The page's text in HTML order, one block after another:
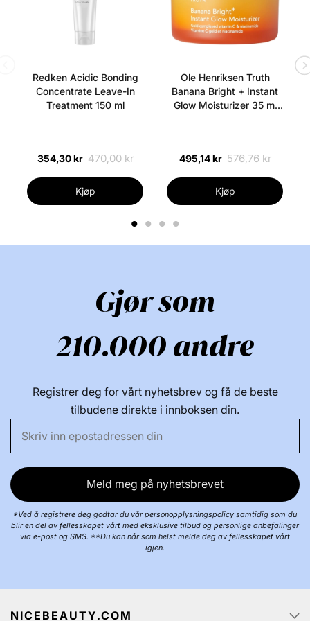
Redken Acidic Bonding
Concentrate Leave-In
Treatment 150 ml
354,30 kr 470,00 kr
Kjøp
Ole Henriksen Truth
Banana Bright + Instant
Glow Moisturizer 35 ml
495,14 kr 576,76 kr
Kjøp
1 2 3 4
Gjør som
210.000 andre
Registrer deg for vårt nyhetsbrev og få de beste
tilbudene direkte i innboksen din.
Meld meg på nyhetsbrevet
*Ved å registrere deg godtar du vår personopplysningspolicy samtidig som du
blir en del av fellesskapet vårt med eksklusive tilbud og personlige anbefalinger
via e-post og SMS. **Du kan når som helst melde deg av fellesskapet vårt
igjen.
NICEBEAUTY.COM